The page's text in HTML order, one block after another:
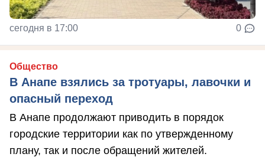
сегодня в 17:00 0
Общество
В Анапе взялись за тротуары, лавочки и
опасный переход
В Анапе продолжают приводить в порядок
городские территории как по утвержденному
плану, так и после обращений жителей.